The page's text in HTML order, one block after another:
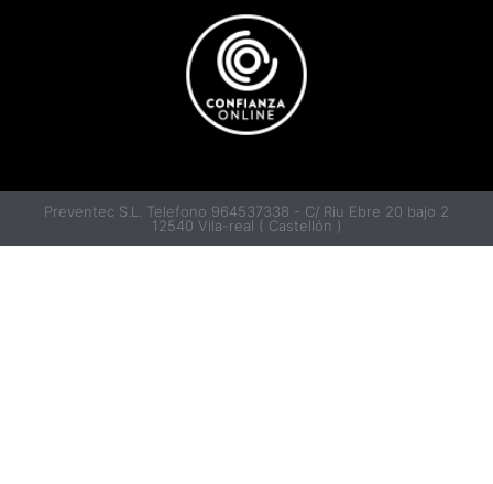
Preventec S.L. Telefono 964537338 - C/ Riu Ebre 20 bajo 2
12540 Vila-real ( Castellón )